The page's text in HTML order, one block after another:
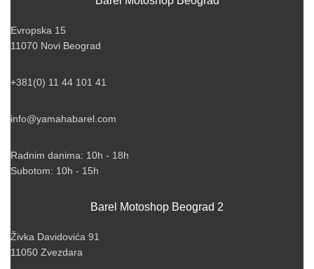
Evropska 15
11070 Novi Beograd
+381(0) 11 44 101 41
info@yamahabarel.com
Radnim danima: 10h - 18h
Subotom: 10h - 15h
Barel Motoshop Beograd 2
Živka Davidovića 91
11050 Zvezdara